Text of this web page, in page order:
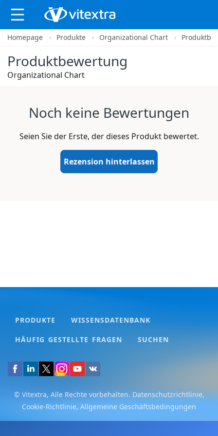
X
Homepage Produkte Organizational Chart
Produktbewertung
Organizational Chart
Noch keine Bewertungen
Seien Sie der Erste, der dieses Produkt bewertet.
Rezension hinterlassen
PRODUKTE WISSENSDATENBANK
HÄUFIG GESTELLTE FRAGEN SUCHEN
© Vitextra, Alle Rechte vorbehalten. Datenschutzrichtlinie,
Cookie-Richtlinie, Allgemeine Geschäftsbedingungen